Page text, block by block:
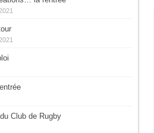
Club de Rugby